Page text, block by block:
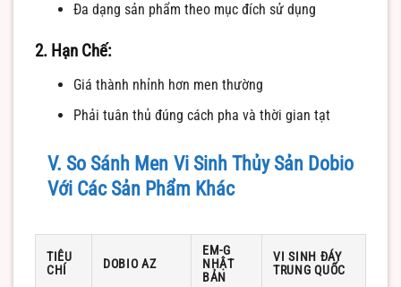
Đa dạng sản phẩm theo mục đích sử dụng
2. Hạn Chế:
Giá thành nhỉnh hơn men thường
Phải tuân thủ đúng cách pha và thời gian tạt
V. So Sánh Men Vi Sinh Thủy Sản Dobio
Với Các Sản Phẩm Khác
TIÊU
CHÍ
DOBIO AZ
EM-G
NHẬT
BẢN
VI SINH ĐÁY
TRUNG QUỐC